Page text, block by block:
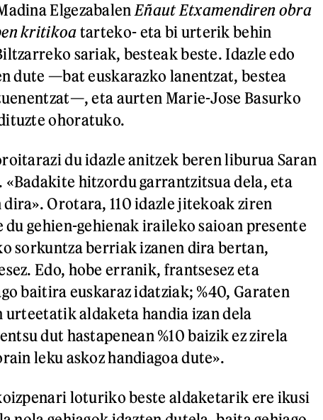
Elgezabalen Eñaut Etxamendiren obra
kritikoa tarteko- eta bi urterik behin
sariak, besteak beste. Idazle edo
dute —bat euskarazko lanentzat, bestea
eta aurten Marie-Jose Basurko
ohoratuko.
du idazle anitzek beren liburua Saran
«Badakite hitzordu garrantzitsua dela, eta
Orotara, 110 idazle jitekoak ziren
gehien-gehienak iraileko saioan presente
sorkuntza berriak izanen dira bertan,
Edo, hobe erranik, frantsesez eta
baitira euskaraz idatziak; %40, Garaten
urteetatik aldaketa handia izan dela
dut hastapenean %10 baizik ez zirela
leku askoz handiagoa dute».
loturiko beste aldaketarik ere ikusi